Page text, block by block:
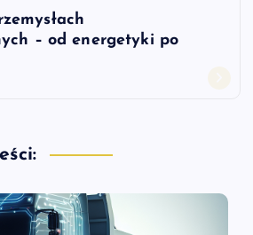
– od energetyki po